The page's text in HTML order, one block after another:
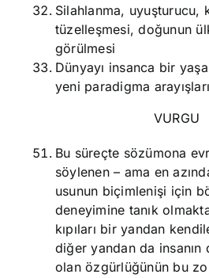
Silahlanma, uyuşturucu,
tüzelleşmesi, doğunun
görülmesi
Dünyayı insanca bir
yeni paradigma arayışları
VURGU
Bu süreçte sözümona
söylenen – ama en
usunun biçimlenişi için
deneyimine tanık
kıpıları bir yandan
diğer yandan da insanın
olan özgürlüğünün bu